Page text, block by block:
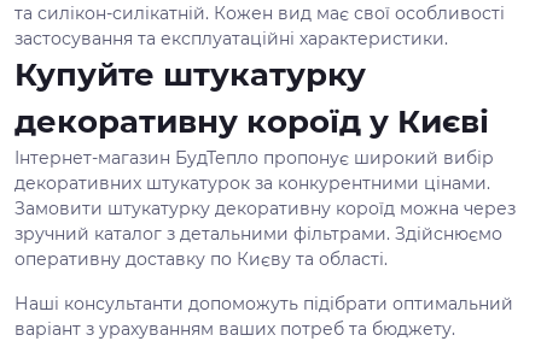
та силікон-силікатній. Кожен вид має свої особливості
застосування та експлуатаційні характеристики.
Купуйте штукатурку
декоративну короїд у Києві
Інтернет-магазин БудТепло пропонує широкий вибір
декоративних штукатурок за конкурентними цінами.
Замовити штукатурку декоративну короїд можна через
зручний каталог з детальними фільтрами. Здійснюємо
оперативну доставку по Києву та області.
Наші консультанти допоможуть підібрати оптимальний
варіант з урахуванням ваших потреб та бюджету.